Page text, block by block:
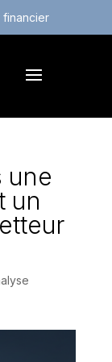
financier
une
un